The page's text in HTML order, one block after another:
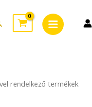
Menu
rendelkező termékek